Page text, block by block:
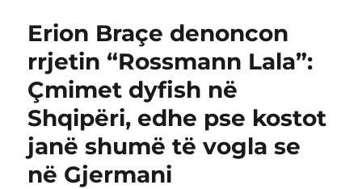
Erion Braçe denoncon
rrjetin “Rossmann Lala”:
Çmimet dyfish në
Shqipëri, edhe pse kostot
janë shumë të vogla se
në Gjermani